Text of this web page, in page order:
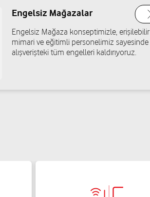
Engelsiz Mağazalar
Engelsiz Mağaza konseptimizle, erişilebilir
mimari ve eğitimli personelimiz sayesinde
alışverişteki tüm engelleri kaldırıyoruz.